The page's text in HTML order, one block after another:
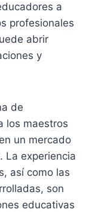
a
profesionales
abrir
y
de
los maestros
un mercado
La experiencia
así como las
son
educativas